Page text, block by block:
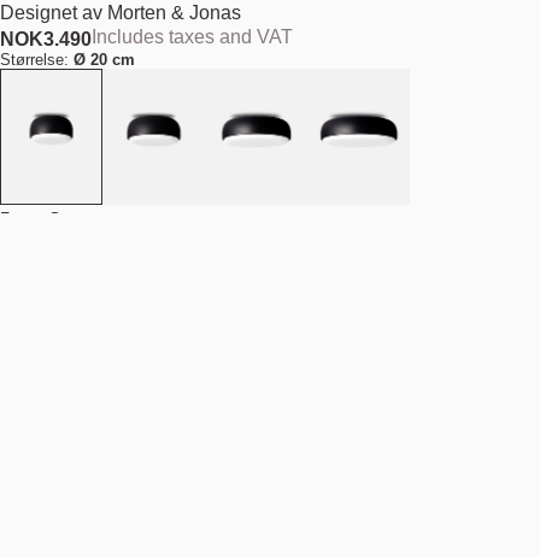
Designet av Morten & Jonas
NOK3.490 Includes taxes and VAT
Størrelse: Ø 20 cm
Farge: Svart